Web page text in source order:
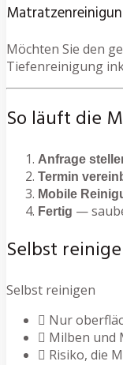
Möchten Sie den
Tiefenreinigung
So läuft die
Anfrage
Termin
Mobile
Fertig —
Selbst
Selbst reinigen
Nur
Milben und
Risiko, die